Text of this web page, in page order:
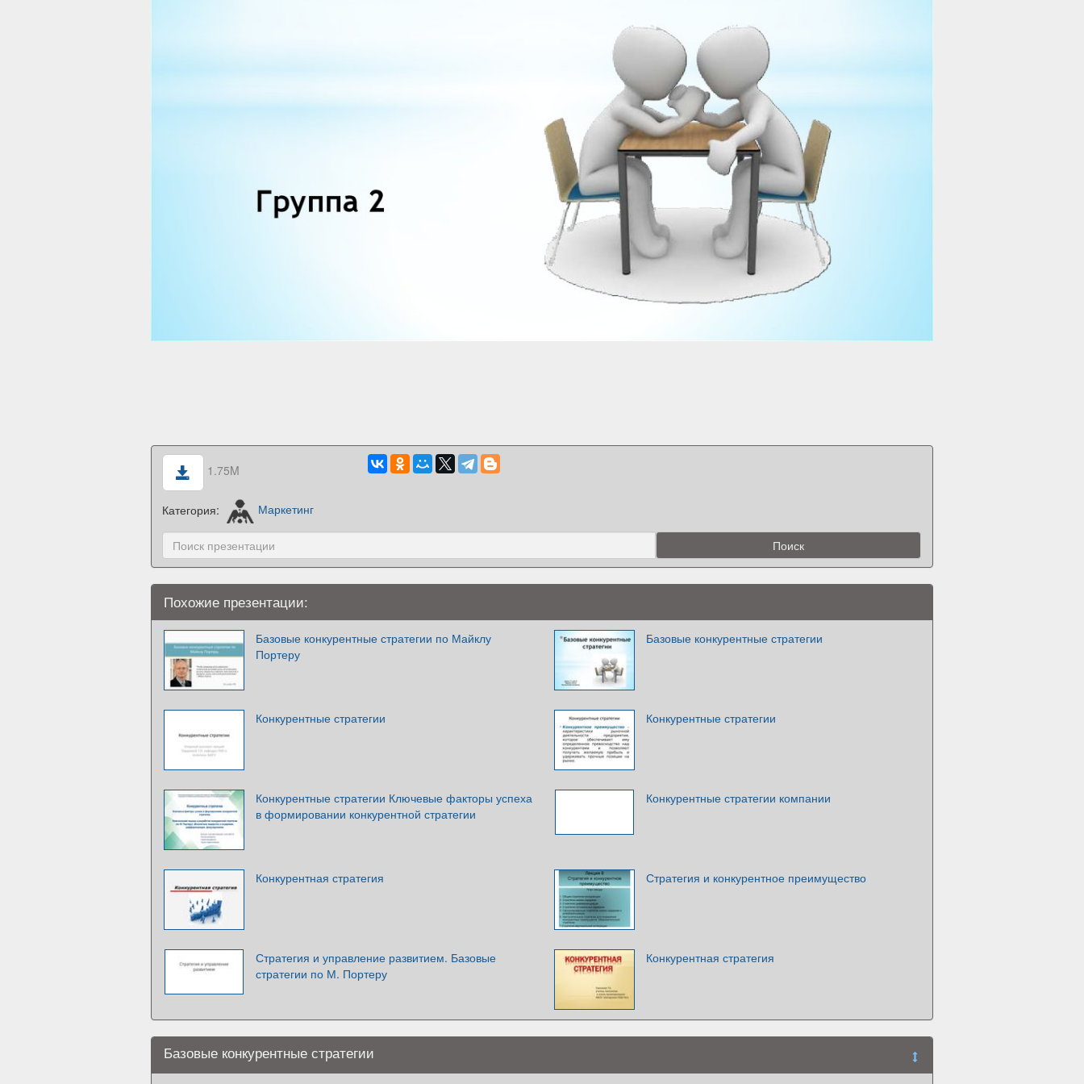
1.75M
Категория: Маркетинг
Похожие презентации:
Базовые конкурентные стратегии по Майклу
Портеру
Базовые конкурентные стратегии
Конкурентные стратегии Конкурентные стратегии
Конкурентные стратегии Ключевые факторы успеха
в формировании конкурентной стратегии
Конкурентные стратегии компании
Конкурентная стратегия Стратегия и конкурентное преимущество
Стратегия и управление развитием. Базовые
стратегии по М. Портеру
Конкурентная стратегия
Базовые конкурентные стратегии